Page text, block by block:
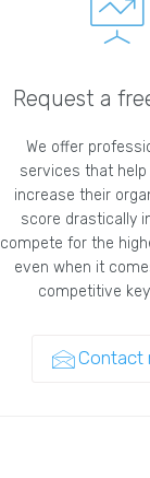
Request a
We offer
services that
increase their
score drastically
compete for the
even when it
competitive
Contact